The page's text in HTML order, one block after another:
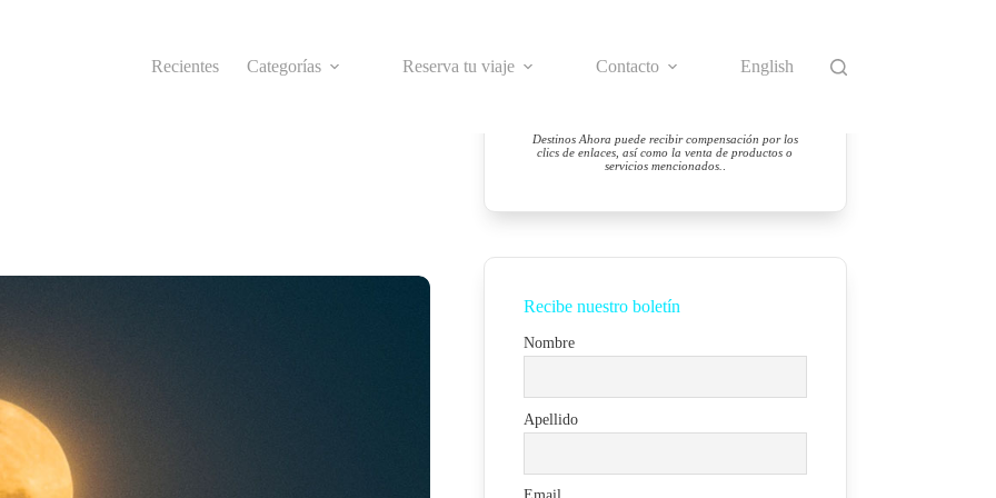
Recientes
Categorías Reserva tu viaje Contacto English
Destinos Ahora puede recibir compensación por los
clics de enlaces, así como la venta de productos o
servicios mencionados.
Recibe nuestro boletín
Nombre
Apellido